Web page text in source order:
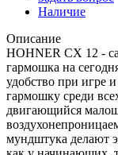
Наличие
Описание
HOHNER CX 12 -
гармошка на
удобство при игре
гармошку среди
двигающийся
мундштука делают